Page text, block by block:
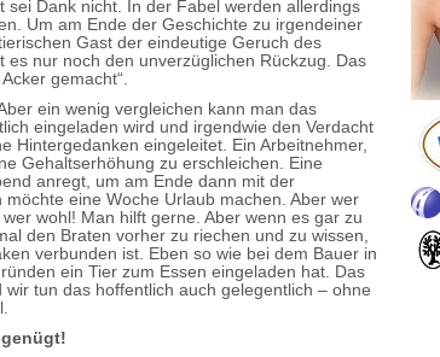
Dank nicht. In der Fabel werden allerdings
Um am Ende der Geschichte zu irgendeiner
Gast der eindeutige Geruch des
nur noch den unverzüglichen Rückzug. Das
gemacht“.
ein wenig vergleichen kann man das
eingeladen wird und irgendwie den Verdacht
Hintergedanken eingeleitet. Ein Arbeitnehmer,
Gehaltserhöhung zu erschleichen. Eine
anregt, um am Ende dann mit der
eine Woche Urlaub machen. Aber wer
wohl! Man hilft gerne. Aber wenn es gar zu
den Braten vorher zu riechen und zu wissen,
verbunden ist. Eben so wie bei dem Bauer in
ein Tier zum Essen eingeladen hat. Das
tun das hoffentlich auch gelegentlich – ohne
genügt!